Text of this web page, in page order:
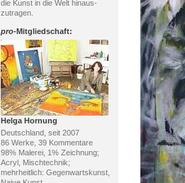
die Kunst in die Welt hinaus-
zutragen.
pro-Mitgliedschaft:
Helga Hornung
Deutschland, seit 2007
86 Werke, 39 Kommentare
98% Malerei, 1% Zeichnung;
Acryl, Mischtechnik;
mehrheitlich: Gegenwartskunst,